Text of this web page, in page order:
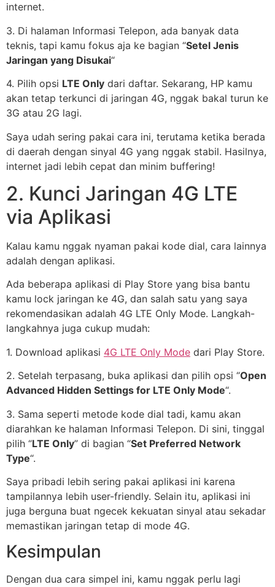
internet.
3. Di halaman Informasi Telepon, ada banyak data
teknis, tapi kamu fokus aja ke bagian “Setel Jenis
Jaringan yang Disukai“
4. Pilih opsi LTE Only dari daftar. Sekarang, HP kamu
akan tetap terkunci di jaringan 4G, nggak bakal turun ke
3G atau 2G lagi.
Saya udah sering pakai cara ini, terutama ketika berada
di daerah dengan sinyal 4G yang nggak stabil. Hasilnya,
internet jadi lebih cepat dan minim buffering!
2. Kunci Jaringan 4G LTE
via Aplikasi
Kalau kamu nggak nyaman pakai kode dial, cara lainnya
adalah dengan aplikasi.
Ada beberapa aplikasi di Play Store yang bisa bantu
kamu lock jaringan ke 4G, dan salah satu yang saya
rekomendasikan adalah 4G LTE Only Mode. Langkah-
langkahnya juga cukup mudah:
1. Download aplikasi 4G LTE Only Mode dari Play Store.
2. Setelah terpasang, buka aplikasi dan pilih opsi “Open
Advanced Hidden Settings for LTE Only Mode“.
3. Sama seperti metode kode dial tadi, kamu akan
diarahkan ke halaman Informasi Telepon. Di sini, tinggal
pilih “LTE Only” di bagian “Set Preferred Network
Type“.
Saya pribadi lebih sering pakai aplikasi ini karena
tampilannya lebih user-friendly. Selain itu, aplikasi ini
juga berguna buat ngecek kekuatan sinyal atau sekadar
memastikan jaringan tetap di mode 4G.
Kesimpulan
Dengan dua cara simpel ini, kamu nggak perlu lagi